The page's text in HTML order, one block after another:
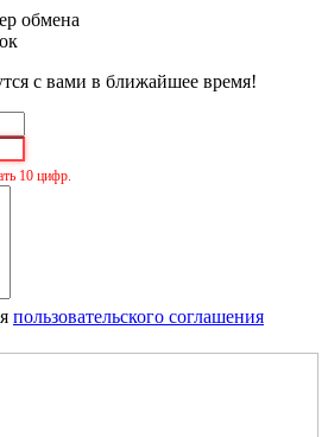
обмена
с вами в ближайшее время!
10 цифр.
пользовательского соглашения